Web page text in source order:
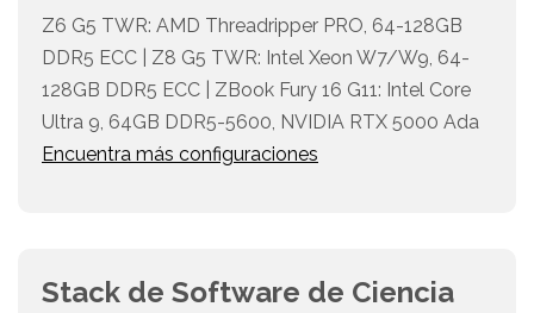
Z6 G5 TWR: AMD Threadripper PRO, 64-128GB
DDR5 ECC | Z8 G5 TWR: Intel Xeon W7/W9, 64-
128GB DDR5 ECC | ZBook Fury 16 G11: Intel Core
Ultra 9, 64GB DDR5-5600, NVIDIA RTX 5000 Ada
Encuentra más configuraciones
Stack de Software de Ciencia